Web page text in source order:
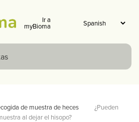
Ir a
myBioma
de muestra de heces
¿Pueden
al dejar el hisopo?